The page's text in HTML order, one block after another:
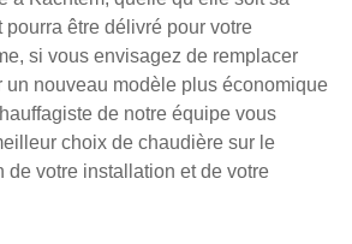
pourra être délivré pour votre
si vous envisagez de remplacer
un nouveau modèle plus économique
de notre équipe vous
choix de chaudière sur le
de votre installation et de votre